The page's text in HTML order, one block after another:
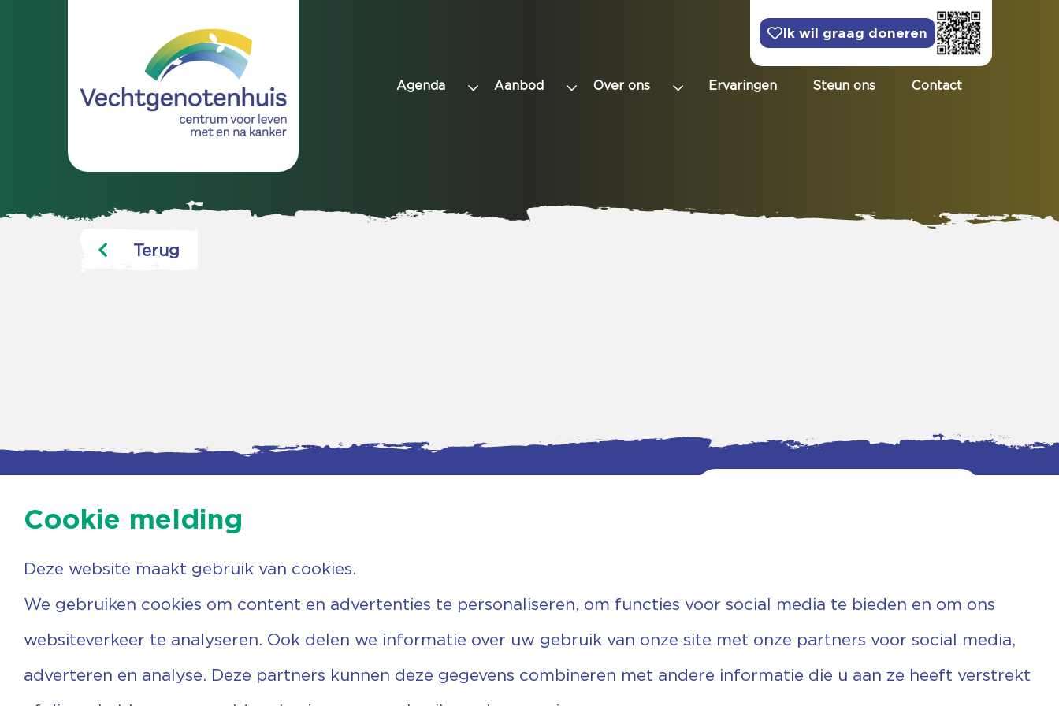
Ik wil graag doneren
Agenda Aanbod Over ons Ervaringen Steun ons Contact
Terug
Agenda
Nieuwsbrief
Vrijwilligers
Steun ons
Contactgegevens
7731 PA Ommen
0529 455 767
info@vechtgenoten.nl
Fiscaal: 819280288
Rek.nr: NL85RABO0127579230
Cookie melding
Deze website maakt gebruik van cookies.
We gebruiken cookies om content en advertenties te personaliseren, om functies voor social media te bieden en om ons
websiteverkeer te analyseren. Ook delen we informatie over uw gebruik van onze site met onze partners voor social media,
adverteren en analyse. Deze partners kunnen deze gegevens combineren met andere informatie die u aan ze heeft verstrekt